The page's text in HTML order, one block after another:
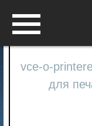
vce-o-
для